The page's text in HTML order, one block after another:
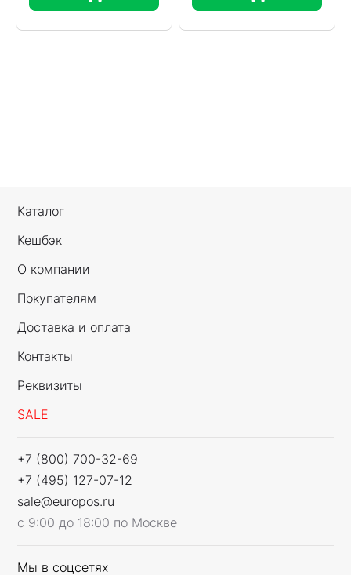
Каталог
Кешбэк
О компании
Покупателям
Доставка и оплата
Контакты
Реквизиты
SALE
+7 (800) 700-32-69
+7 (495) 127-07-12
sale@europos.ru
с 9:00 до 18:00 по Москве
Мы в соцсетях